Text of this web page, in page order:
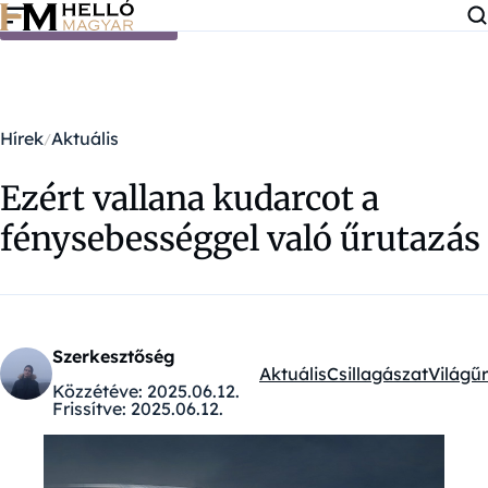
Ugrás a tartalomra
Hírek Aktuális
Ezért vallana kudarcot a
fénysebességgel való űrutazás
Szerkesztőség
Közzétéve: 2025.06.12.
Frissítve: 2025.06.12.
Kategóriák:
AktuálisCsillagászatVilágűr